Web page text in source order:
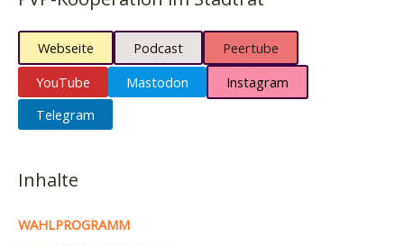
Webseite Podcast
Peertube
YouTube
Mastodon
Instagram
Telegram
Inhalte
WAHLPROGRAMM